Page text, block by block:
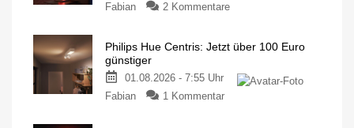
Fabian
2 Kommentare
Philips Hue Centris: Jetzt über 100 Euro
günstiger
01.08.2026 - 7:55 Uhr
Fabian
1 Kommentar